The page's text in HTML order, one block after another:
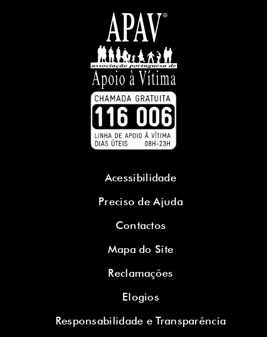
Acessibilidade
Preciso de Ajuda
Contactos
Mapa do Site
Reclamações
Elogios
Responsabilidade e Transparência